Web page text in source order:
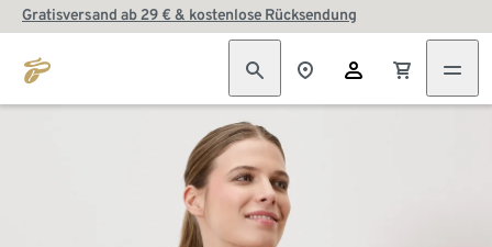
Gratisversand ab 29 € & kostenlose Rücksendung